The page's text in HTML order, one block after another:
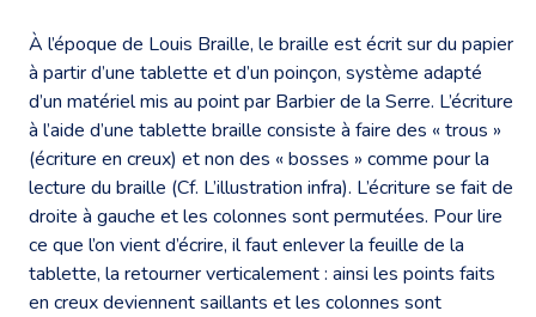
À l’époque de Louis Braille, le braille est écrit sur du papier
à partir d’une tablette et d’un poinçon, système adapté
d’un matériel mis au point par Barbier de la Serre. L’écriture
à l’aide d’une tablette braille consiste à faire des « trous »
(écriture en creux) et non des « bosses » comme pour la
lecture du braille (Cf. L’illustration infra). L’écriture se fait de
droite à gauche et les colonnes sont permutées. Pour lire
ce que l’on vient d’écrire, il faut enlever la feuille de la
tablette, la retourner verticalement : ainsi les points faits
en creux deviennent saillants et les colonnes sont